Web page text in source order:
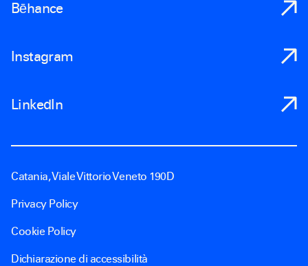
Bēhance
Instagram
LinkedIn
Catania, Viale Vittorio Veneto 190D
Privacy Policy
Cookie Policy
Dichiarazione di accessibilità